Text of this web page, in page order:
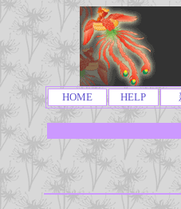
HOME HELP